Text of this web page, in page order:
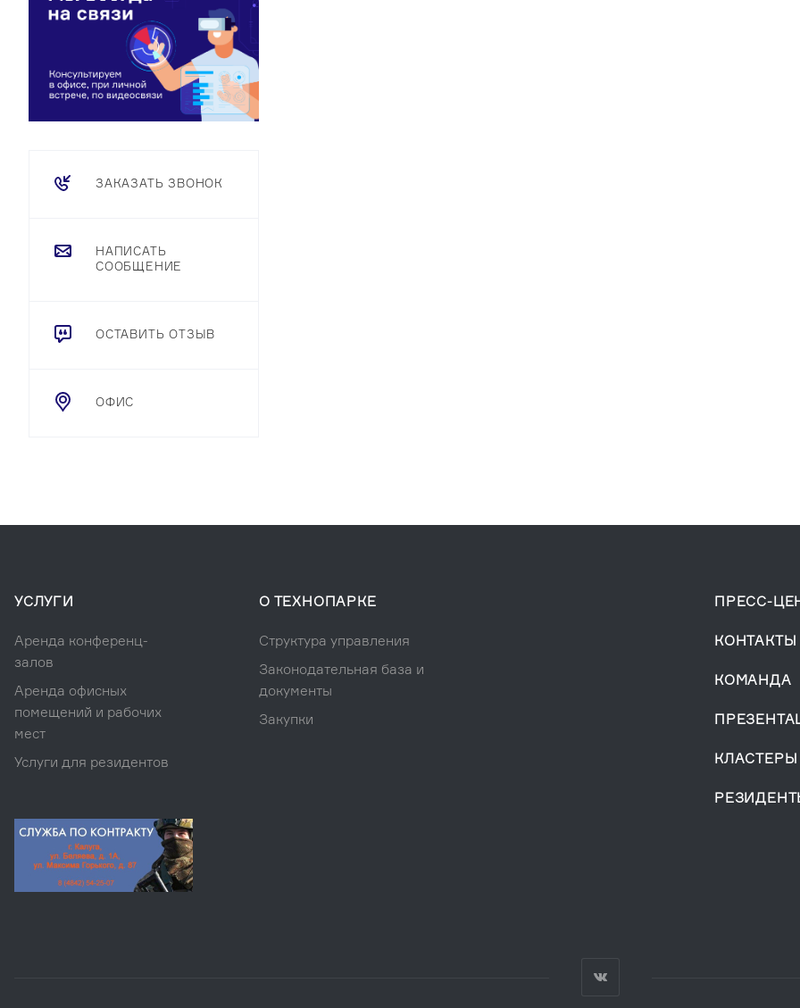
ЗАКАЗАТЬ ЗВОНОК
НАПИСАТЬ
СООБЩЕНИЕ
ОСТАВИТЬ ОТЗЫВ
ОФИС
УСЛУГИ
Аренда конференц-
залов
Аренда офисных
помещений и рабочих
мест
Услуги для резидентов
О ТЕХНОПАРКЕ
Структура управления
Законодательная база и
документы
Закупки
ПРЕСС-
КОНТАКТЫ
КОМАНДА
КЛАСТЕРЫ